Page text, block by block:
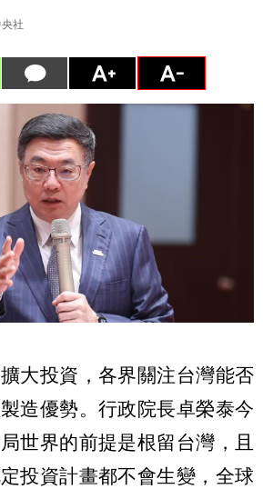
社
大投資，各界關注台灣能否
造優勢。行政院長卓榮泰今
世界的前提是根留台灣，且
投資計畫都不會生變，全球